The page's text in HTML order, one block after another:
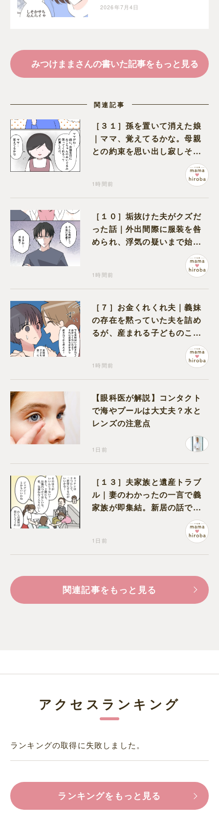
下した態度にちくりと棘
2026年7月4日
みつけままさんの書いた記事をもっと見る
関連記事
［３１］孫を置いて消えた娘
｜ママ、覚えてるかな。母親
との約束を思い出し寂しそう
1時間前
［１０］垢抜けた夫がクズだ
った話｜外出間際に服装を咎
められ、浮気の疑いまで始め
1時間前
［７］お金くれくれ夫｜義妹
の存在を黙っていた夫を詰め
るが、産まれる子どものこと
を第一に考えてと流される
1時間前
【眼科医が解説】コンタクト
で海やプールは大丈夫？水と
レンズの注意点
1日前
［１３］夫家族と遺産トラブ
ル｜妻のわかったの一言で義
家族が即集結。新居の話で盛
り上がる義家族を置いて実家
1日前
関連記事をもっと見る
アクセスランキング
ランキングの取得に失敗しました。
ランキングをもっと見る